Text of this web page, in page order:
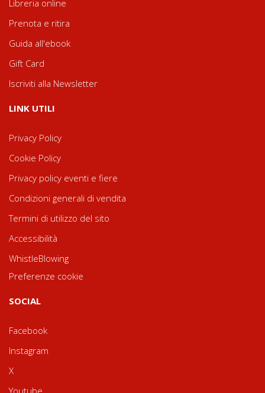
Libreria online
Prenota e ritira
Guida all'ebook
Gift Card
Iscriviti alla Newsletter
LINK UTILI
Privacy Policy
Cookie Policy
Privacy policy eventi e fiere
Condizioni generali di vendita
Termini di utilizzo del sito
Accessibilità
WhistleBlowing
Preferenze cookie
SOCIAL
Facebook
Instagram
X
Youtube